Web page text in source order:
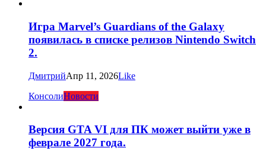
Игра Marvel’s Guardians of the Galaxy
появилась в списке релизов Nintendo Switch
2.
ДмитрийАпр 11, 2026Like
КонсолиНовости
Версия GTA VI для ПК может выйти уже в
феврале 2027 года.